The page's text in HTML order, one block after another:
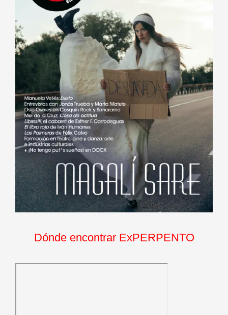
Dónde encontrar ExPERPENTO